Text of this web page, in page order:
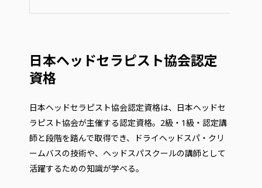
日本ヘッドセラピスト協会認定
資格
日本ヘッドセラピスト協会認定資格は、日本ヘッドセ
ラピスト協会が主催する認定資格。2級・1級・認定講
師と段階を踏んで取得でき、ドライヘッドスパ・クリ
ームバスの技術や、ヘッドスパスクールの講師として
活躍するための知識が学べる。